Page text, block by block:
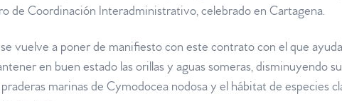
de Coordinación Interadministrativo, celebrado en Cartagena.
vuelve a poner de manifiesto con este contrato con el que
en buen estado las orillas y aguas someras, disminuyendo
marinas de Cymodocea nodosa y el hábitat de especies